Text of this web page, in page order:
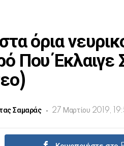
όρια
Που Έκλαιγε
Σαμαράς 27 Μαρτίου 2019,